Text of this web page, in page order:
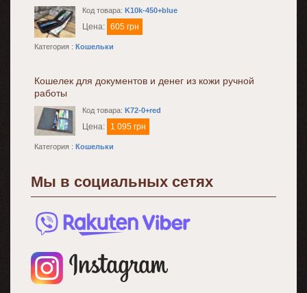
Код товара: K10k-450+blue
Цена: 605 грн
Категория : Кошельки
Кошелек для документов и денег из кожи ручной
работы
Код товара: K72-0+red
Цена: 1 095 грн
Категория : Кошельки
Мы в социальных сетях